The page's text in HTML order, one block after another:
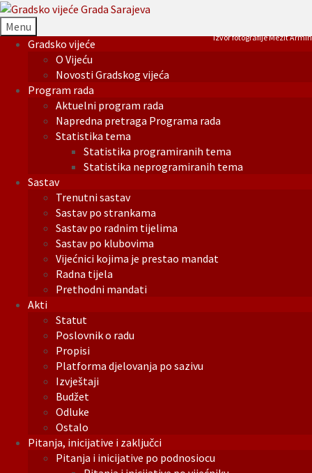
Menu
Gradsko vijeće
O Vijeću
Novosti Gradskog vijeća
Program rada
Aktuelni program rada
Napredna pretraga Programa rada
Statistika tema
Statistika programiranih tema
Statistika neprogramiranih tema
Sastav
Trenutni sastav
Sastav po strankama
Sastav po radnim tijelima
Sastav po klubovima
Vijećnici kojima je prestao mandat
Radna tijela
Prethodni mandati
Akti
Statut
Poslovnik o radu
Propisi
Platforma djelovanja po sazivu
Izvještaji
Budžet
Odluke
Ostalo
Pitanja, inicijative i zaključci
Pitanja i inicijative po podnosiocu
Izvor fotografije Mezit Armin